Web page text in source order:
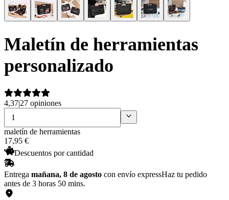
Maletín de herramientas
personalizado
4,37|27 opiniones
maletín de herramientas
17,95 €
Descuentos por cantidad
Entrega mañana, 8 de agosto con envío expressHaz tu pedido
antes de 3 horas 50 mins.